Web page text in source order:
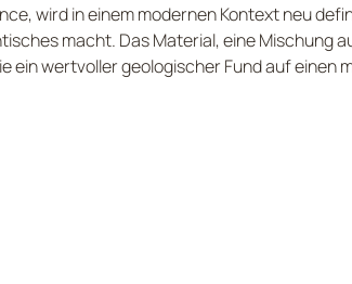
wird in einem modernen Kontext neu
macht. Das Material, eine Mischung
ein wertvoller geologischer Fund auf einen